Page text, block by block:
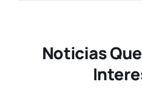
Noticias